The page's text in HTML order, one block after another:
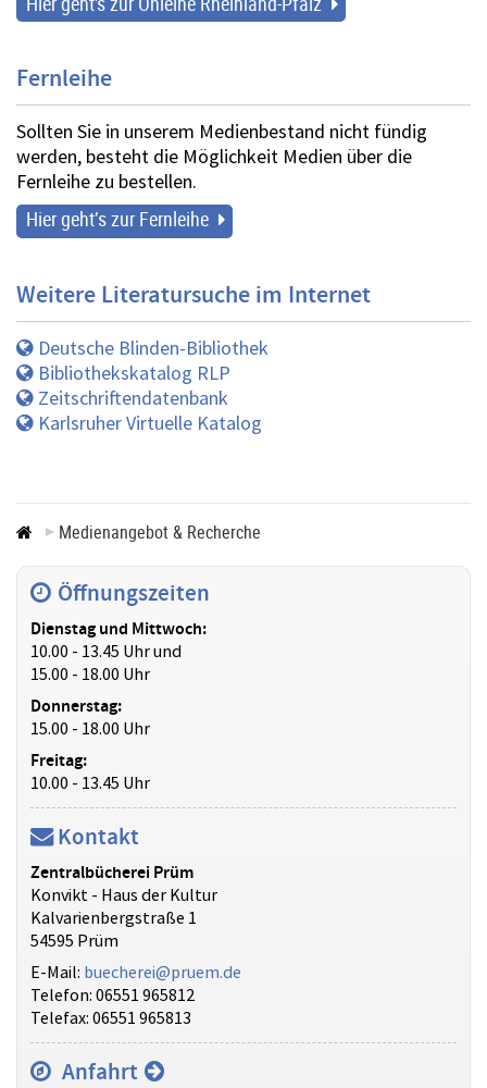
Fernleihe
Sollten Sie in unserem Medienbestand nicht fündig
werden, besteht die Möglichkeit Medien über die
Fernleihe zu bestellen.
Hier geht’s zur Fernleihe
Weitere Literatursuche im Internet
Deutsche Blinden-Bibliothek
Bibliothekskatalog RLP
Zeitschriftendatenbank
Karlsruher Virtuelle Katalog
Medienangebot & Recherche
Öffnungszeiten
Dienstag und Mittwoch:
10.00 - 13.45 Uhr und
15.00 - 18.00 Uhr
Donnerstag:
15.00 - 18.00 Uhr
Freitag:
10.00 - 13.45 Uhr
Kontakt
Zentralbücherei Prüm
Konvikt - Haus der Kultur
Kalvarienbergstraße 1
54595 Prüm
E-Mail: buecherei@pruem.de
Telefon: 06551 965812
Telefax: 06551 965813
Anfahrt